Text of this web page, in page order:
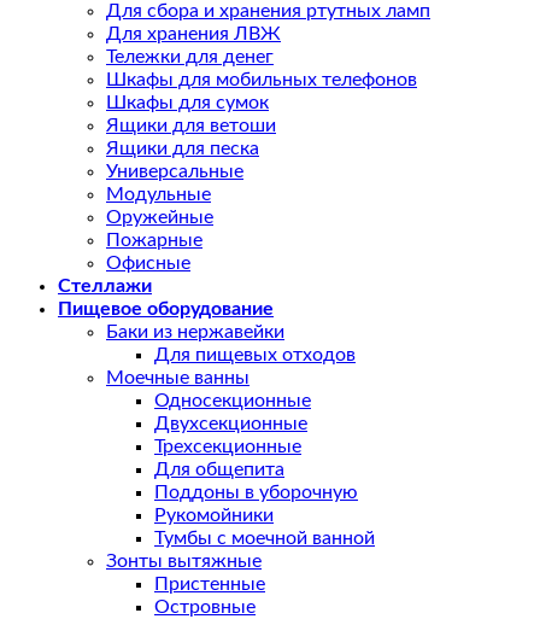
Для сбора и хранения ртутных ламп
Для хранения ЛВЖ
Тележки для денег
Шкафы для мобильных телефонов
Шкафы для сумок
Ящики для ветоши
Ящики для песка
Универсальные
Модульные
Оружейные
Пожарные
Офисные
Стеллажи
Пищевое оборудование
Баки из нержавейки
Для пищевых отходов
Моечные ванны
Односекционные
Двухсекционные
Трехсекционные
Для общепита
Поддоны в уборочную
Рукомойники
Тумбы с моечной ванной
Зонты вытяжные
Пристенные
Островные